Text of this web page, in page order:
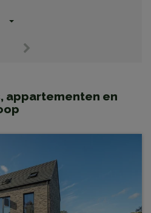
appartementen en